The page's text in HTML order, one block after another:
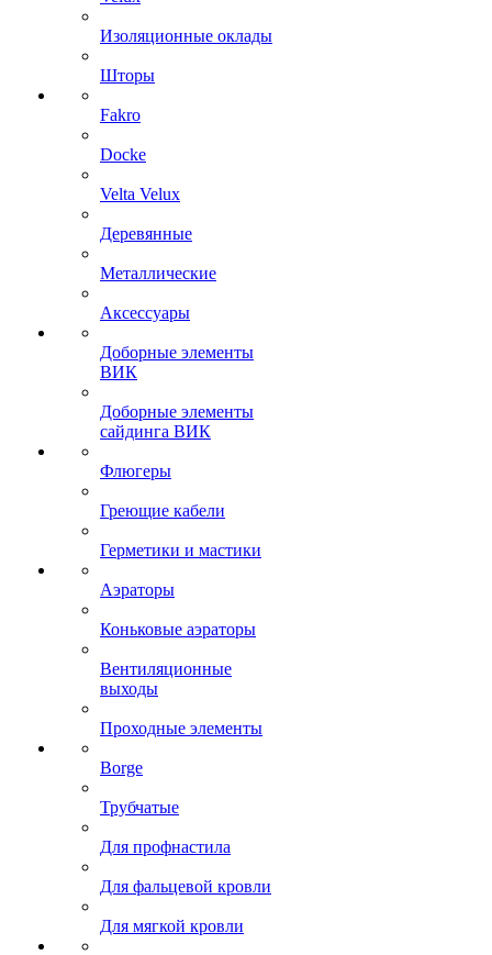
Изоляционные оклады
Шторы
Fakro
Docke
Velta Velux
Деревянные
Металлические
Аксессуары
Доборные элементы
ВИК
Доборные элементы
сайдинга ВИК
Флюгеры
Греющие кабели
Герметики и мастики
Аэраторы
Коньковые аэраторы
Вентиляционные
выходы
Проходные элементы
Borge
Трубчатые
Для профнастила
Для фальцевой кровли
Для мягкой кровли